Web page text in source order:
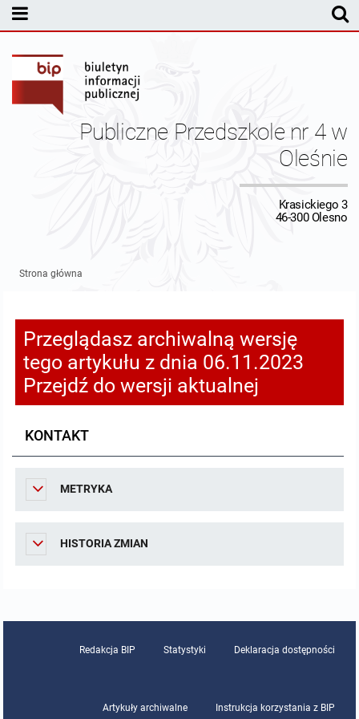
Publiczne Przedszkole nr 4 w
Oleśnie
Krasickiego 3
46-300 Olesno
Kontakt
Dane osobowe
Strona główna
Przeglądasz archiwalną wersję
tego artykułu z dnia 06.11.2023
Przejdź do wersji aktualnej
KONTAKT
METRYKA
HISTORIA ZMIAN
Redakcja BIP Statystyki Deklaracja dostępności
Artykuły archiwalne Instrukcja korzystania z BIP